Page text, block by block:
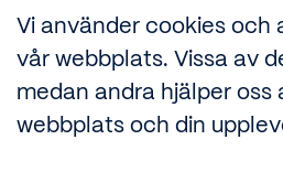
+46 (0)31-10 51 00
Alfagatan 7
431 49 Mölndal
Vi använder cookies och
vår webbplats. Vissa av
medan andra hjälper
webbplats och din